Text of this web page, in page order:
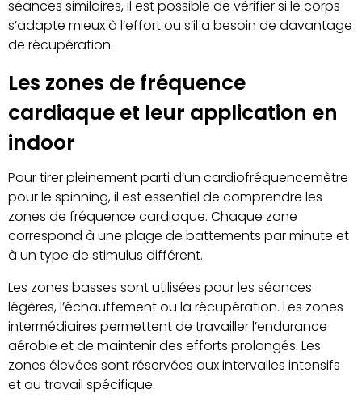
séances similaires, il est possible de vérifier si le corps
s’adapte mieux à l’effort ou s’il a besoin de davantage
de récupération.
Les zones de fréquence
cardiaque et leur application en
indoor
Pour tirer pleinement parti d’un cardiofréquencemètre
pour le spinning, il est essentiel de comprendre les
zones de fréquence cardiaque. Chaque zone
correspond à une plage de battements par minute et
à un type de stimulus différent.
Les zones basses sont utilisées pour les séances
légères, l’échauffement ou la récupération. Les zones
intermédiaires permettent de travailler l’endurance
aérobie et de maintenir des efforts prolongés. Les
zones élevées sont réservées aux intervalles intensifs
et au travail spécifique.